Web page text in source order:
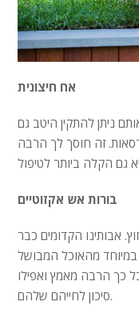
אח חיצונית
ניתן להתקין היטב גם
זה חוסך לך הרבה
בורות אש אקזוטיים
אבותינו הקדומים כבר
מהאוכל המבושל
כך הרבה מאמץ ואפילו
סיכון לחייהם שלהם.